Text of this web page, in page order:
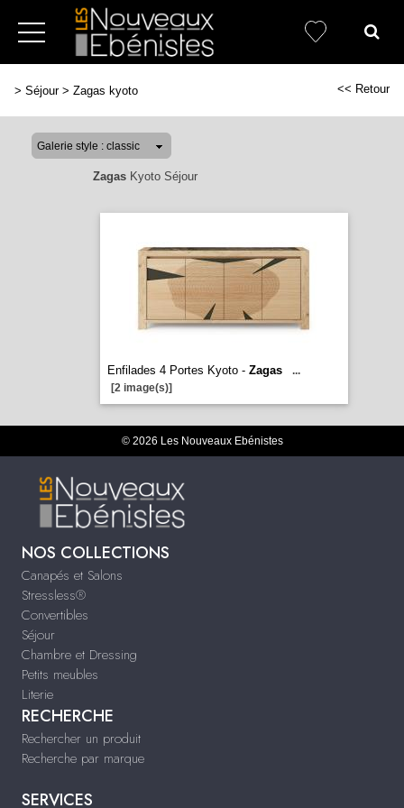
> Séjour> Zagas kyoto << Retour
ZagasKyoto Séjour
Enfilades 4 Portes Kyoto - Zagas
...
[2 image(s)]
© 2026 Les Nouveaux Ebénistes
NOS COLLECTIONS
Canapés et Salons
Stressless®
Convertibles
Séjour
Chambre et Dressing
Petits meubles
Literie
RECHERCHE
Rechercher un produit
Recherche par marque
SERVICES